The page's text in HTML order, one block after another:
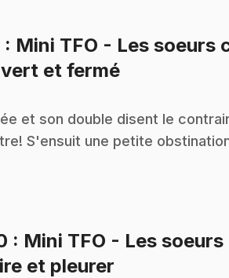
: Mini TFO - Les soeurs
et fermé.
et son double disent le
S'ensuit une petite
: Mini TFO - Les
et pleurer